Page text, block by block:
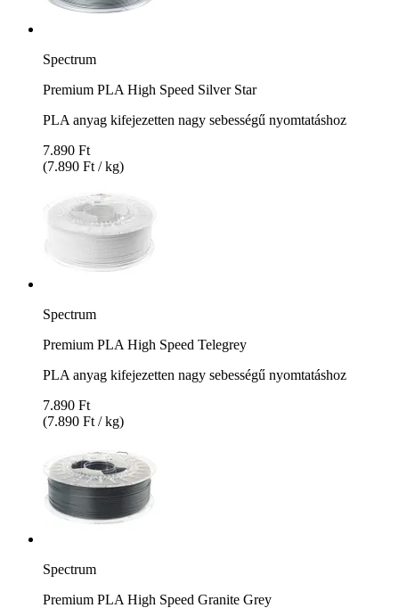
Spectrum
Premium PLA High Speed Silver Star
PLA anyag kifejezetten nagy sebességű nyomtatáshoz
7.890 Ft
(7.890 Ft / kg)
Spectrum
Premium PLA High Speed Telegrey
PLA anyag kifejezetten nagy sebességű nyomtatáshoz
7.890 Ft
(7.890 Ft / kg)
Spectrum
Premium PLA High Speed Granite Grey